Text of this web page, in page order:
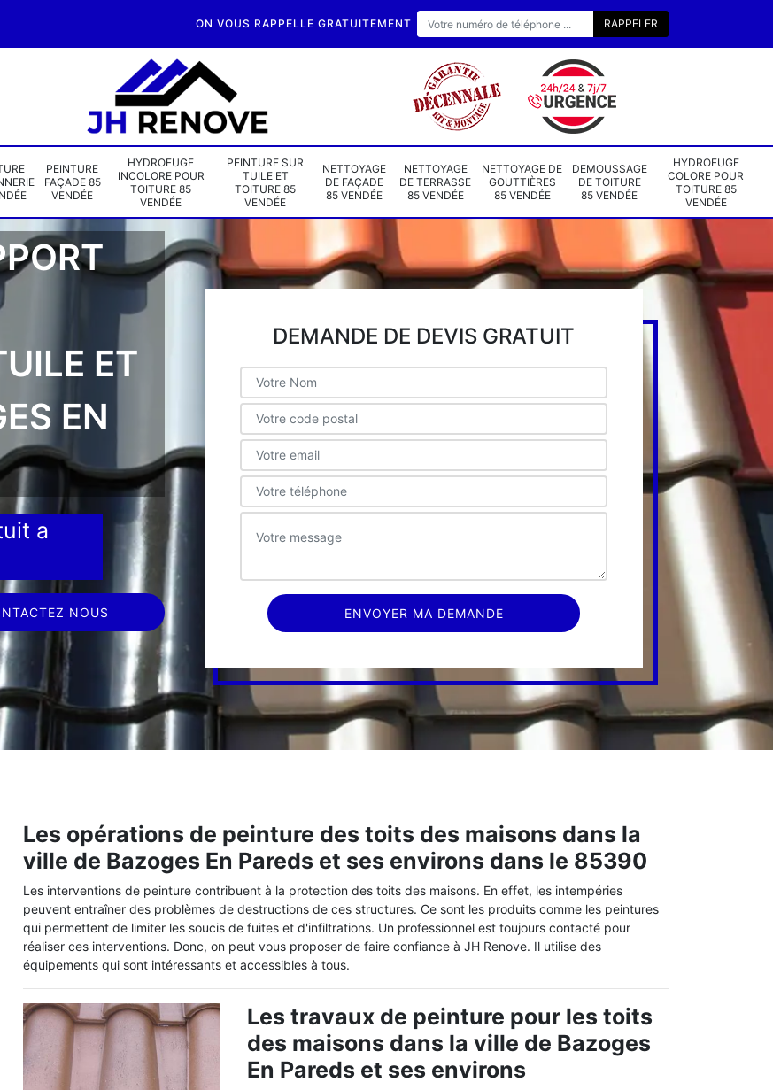
ON VOUS RAPPELLE GRATUITEMENT
PEINTURE
FAÇADE 85
VENDÉE
HYDROFUGE
INCOLORE POUR
TOITURE 85
VENDÉE
PEINTURE SUR
TUILE ET
TOITURE 85
VENDÉE
NETTOYAGE
DE FAÇADE
85 VENDÉE
NETTOYAGE
DE TERRASSE
85 VENDÉE
NETTOYAGE DE
GOUTTIÈRES
85 VENDÉE
DEMOUSSAGE
DE TOITURE
85 VENDÉE
HYDROFUGE
COLORE POUR
TOITURE 85
VENDÉE
ET
EN
a
NOUS
DEMANDE DE DEVIS GRATUIT
Les opérations de peinture des toits des maisons dans la
ville de Bazoges En Pareds et ses environs dans le 85390
Les interventions de peinture contribuent à la protection des toits des maisons. En effet, les intempéries
peuvent entraîner des problèmes de destructions de ces structures. Ce sont les produits comme les peintures
qui permettent de limiter les soucis de fuites et d'infiltrations. Un professionnel est toujours contacté pour
réaliser ces interventions. Donc, on peut vous proposer de faire confiance à JH Renove. Il utilise des
équipements qui sont intéressants et accessibles à tous.
Les travaux de peinture pour les toits
des maisons dans la ville de Bazoges
En Pareds et ses environs